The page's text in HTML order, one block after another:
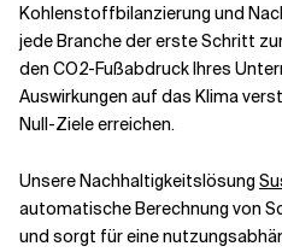
Kohlenstoffbilanzierung und
jede Branche der erste Schritt
den CO2-Fußabdruck Ihres
Auswirkungen auf das Klima
Null-Ziele erreichen.
Unsere Nachhaltigkeitslösung
automatische Berechnung von
und sorgt für eine